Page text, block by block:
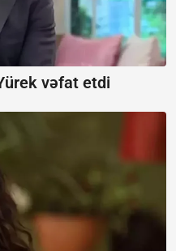
vəfat etdi